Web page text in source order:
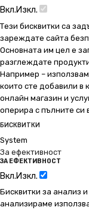
Вкл.Изкл.
Тези бисквитки са
зареждате сайта
Основната им цел е
разглеждате
Например –
които сте добавили в
онлайн магазин и
оперира с пълните си
БИСКВИТКИ
System
За ефективност
ЗА ЕФЕКТИВНОСТ
Вкл.Изкл.
Бисквитки за анализ
анализираме